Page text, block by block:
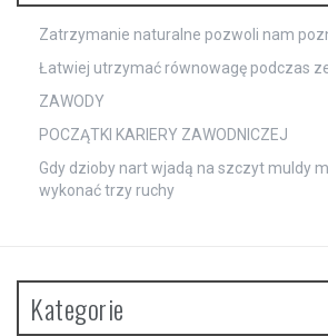
Zatrzymanie naturalne pozwoli nam
Łatwiej utrzymać równowagę podczas
ZAWODY
POCZĄTKI KARIERY ZAWODNICZEJ
Gdy dzioby nart wjadą na szczyt muldy
wykonać trzy ruchy
Kategorie